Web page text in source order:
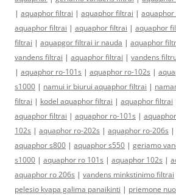
| aquaphor filtrai | aquaphor filtrai |
aquaphor filtrai | aquaphor filtrai | aquaphor
filtrai | aquapgor filtrai ir nauda | aquaphor
vandens filtrai | aquaphor filtrai | vandens
| aquaphor ro-101s | aquaphor ro-102s |
s1000 | namui ir biurui aquaphor filtrai |
filtrai | kodel aquaphor filtrai | aquaphor filtrai
aquaphor filtrai | aquaphor ro-101s |
102s | aquaphor ro-202s | aquaphor ro-206s |
aquaphor s800 | aquaphor s550 | geriamo
s1000 | aquaphor ro 101s | aquaphor 102s |
aquaphor ro 206s | vandens minkstinimo filtrai
pelesio kvapa galima panaikinti | priemone